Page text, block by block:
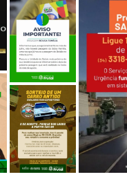
invadem casa
botijões e utensílios